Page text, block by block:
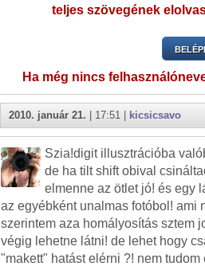
teljes szövegének
Ha még nincs
2010. január 21. | 17:51 | kicsicsavo
Szia!digit illusztrációba
de ha tilt shift obival
elmenne az ötlet jó! és egy
az egyébként unalmas fotóbol! ami
szerintem aza homályosítás sztem
végig lehetne látni! de lehet hogy
"makett" hatást elérni ?! nem